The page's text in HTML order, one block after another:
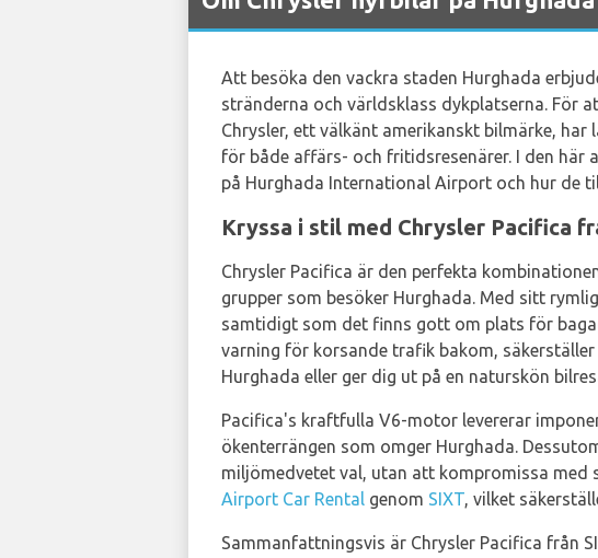
Att besöka den vackra staden Hurghada
stränderna och världsklass dykplatserna. För
Chrysler, ett välkänt amerikanskt bilmärke,
för både affärs- och fritidsresenärer. I den
på Hurghada International Airport och hur de
Kryssa i stil med Chrysler Pacifica
Chrysler Pacifica är den perfekta
grupper som besöker Hurghada. Med sitt
samtidigt som det finns gott om plats för
varning för korsande trafik bakom,
Hurghada eller ger dig ut på en naturskön
Pacifica's kraftfulla V6-motor levererar
ökenterrängen som omger Hurghada.
miljömedvetet val, utan att kompromissa med
Airport Car Rental genom SIXT, vilket
Sammanfattningsvis är Chrysler Pacifica från